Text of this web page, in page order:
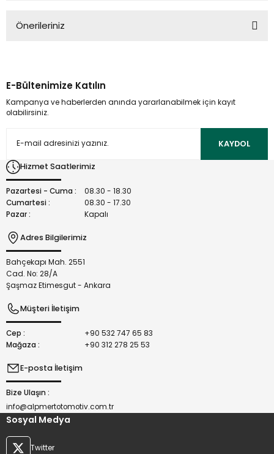
Önerileriniz
kullanarak tarafımıza iletebilirsiniz.
Görüş ve önerileriniz için teşekkür ederiz.
Ürün açıklamasında eksik bilgiler bulunuyor.
Bu ürüne benzer farklı alternatifler olmalı.
E-Bültenimize Katılın
Kampanya ve haberlerden anında yararlanabilmek için kayıt
olabilirsiniz.
KAYDOL
Hizmet Saatlerimiz
Pazartesi - Cuma :
08.30 - 18.30
Cumartesi :
08.30 - 17.30
Pazar :
Kapalı
Adres Bilgilerimiz
Bahçekapı Mah. 2551
Cad. No: 28/A
Şaşmaz Etimesgut - Ankara
Müşteri İletişim
Cep :
+90 532 747 65 83
Mağaza :
+90 312 278 25 53
E-posta İletişim
Bize Ulaşın :
info@alpmertotomotiv.com.tr
Sosyal Medya
Twitter